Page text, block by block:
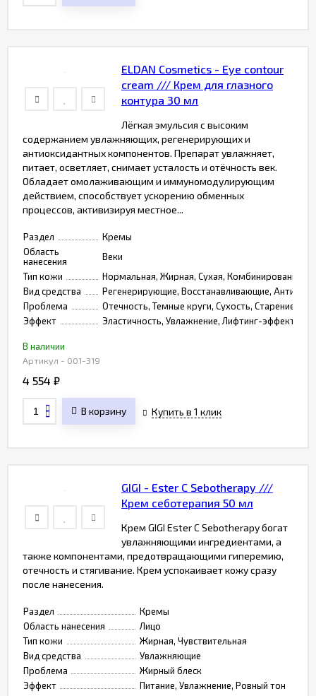
ELDAN Cosmetics - Eye contour
cream /// Крем для глазного
контура 30 мл
Лёгкая эмульсия с высоким
содержанием увлажняющих, регенерирующих и
антиоксидантных компонентов. Препарат увлажняет,
питает, осветляет, снимает усталость и отёчность век.
Обладает омолаживающим и иммуномодулирующим
действием, способствует ускорению обменных
процессов, активизируя местное...
Раздел
Кремы
Область
нанесения
Веки
Тип кожи
Нормальная, Жирная, Сухая, Комбинированная,
Вид средства
Регенерирующие, Восстанавливающие,
Проблема
Отечность, Темные круги, Сухость, Старение,
Эффект
Эластичность, Увлажнение, Лифтинг-эффект,
В наличии
Артикул - 001-319
4 554 ₽
В корзину Купить в 1 клик
GIGI - Ester C Sebotherapy ///
Крем себотерапия 50 мл
Крем GIGI Ester C Sebotherapy богат
увлажняющими ингредиентами, а
также компонентами, предотвращающими гиперемию,
отечность и стягивание. Крем успокаивает кожу сразу
после нанесения.
Раздел
Кремы
Область нанесения
Лицо
Тип кожи
Жирная, Чувствительная
Вид средства
Увлажняющие
Проблема
Жирный блеск
Эффект
Питание, Увлажнение, Ровный тон